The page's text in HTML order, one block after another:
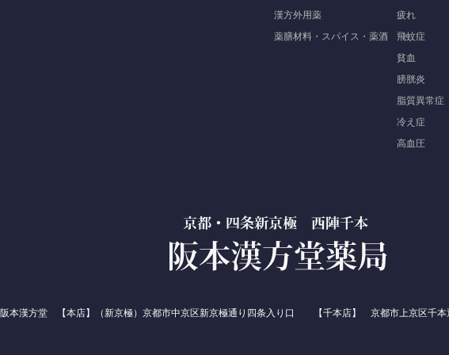
漢方外用薬
薬膳材料・スパイス・薬酒
疲れ
飛蚊症
貧血
膀胱炎
脂質異常症
冷え症
高血圧
阪本漢方堂 【本店】（新京極）京都市中京区新京極通り四条入り口 【千本店】 京都市上京区千本